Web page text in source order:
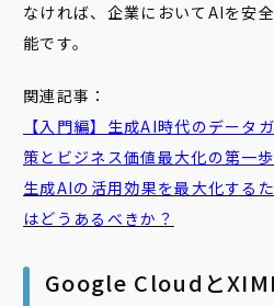
なければ、企業においてAIを安
能です。
関連記事：
【入門編】生成AI時代のデータ
策とビジネス価値最大化の第一歩
生成AIの活用効果を最大化する
はどうあるべきか？
Google Cloudと